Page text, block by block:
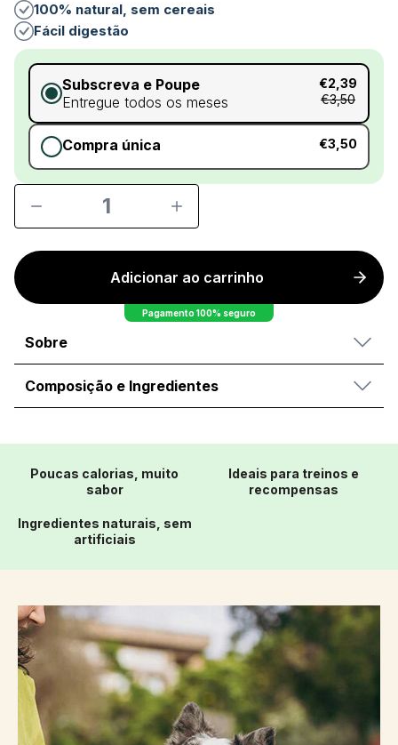
100% natural, sem cereais
Fácil digestão
Subscreva e Poupe
Entregue todos os meses
€2,39
€3,50
Compra única €3,50
1
Adicionar ao carrinho
Pagamento 100% seguro
Sobre
Composição e Ingredientes
Poucas calorias, muito
sabor
Ideais para treinos e
recompensas
Ingredientes naturais, sem
artificiais